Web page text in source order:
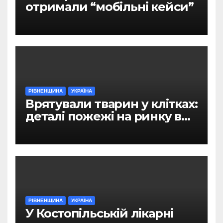
отримали “мобільні кейси”
РІВНЕНЩИНА УКРАЇНА
Врятували тварин у клітках:
деталі пожежі на ринку в
РІВНЕНЩИНА УКРАЇНА
У Костопільській лікарні